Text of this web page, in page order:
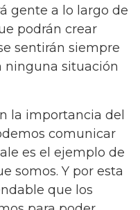
gente a lo largo de
podrán crear
sentirán siempre
ninguna situación
la importancia del
comunicar
es el ejemplo de
somos. Y por esta
que los